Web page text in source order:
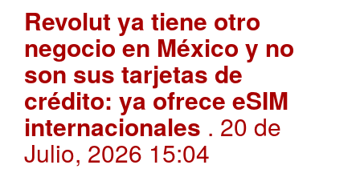
Revolut ya tiene otro
negocio en México y no
son sus tarjetas de
crédito: ya ofrece eSIM
internacionales . 20 de
Julio, 2026 15:04